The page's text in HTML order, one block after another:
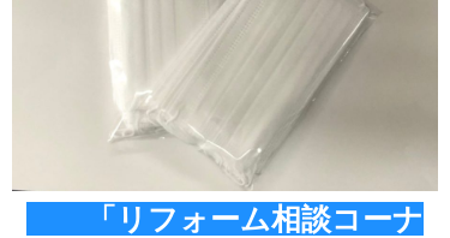
「リフォーム相談コーナ